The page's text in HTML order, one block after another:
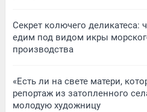
Секрет колючего
едим под видом икры
производства
«Есть ли на свете матери,
репортаж из затопленного
молодую художницу